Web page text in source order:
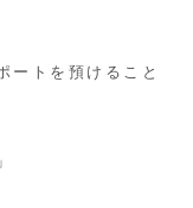
ートを預けること